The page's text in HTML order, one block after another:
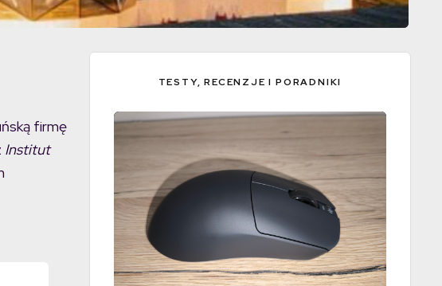
firmę
Institut
TESTY, RECENZJE I PORADNIKI